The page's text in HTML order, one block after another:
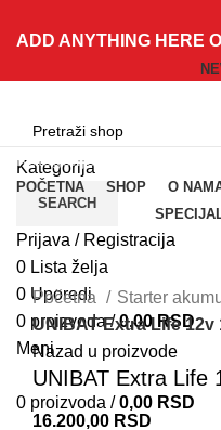
ADD ANYTHING HERE
Kategorija
SEARCH
Prijava / Registracija
0 Lista želja
0 Uporedi
0 proizvoda / 0,00 RSD
Meni
0 proizvoda / 0,00 RSD
Kategorije
POČETNA SHOP O
Klik za uvećanje
Početna
Starter
UNIBAT Extra Life 12v
Nazad u proizvode
UNIBAT Extra Life
16.200,00 RSD